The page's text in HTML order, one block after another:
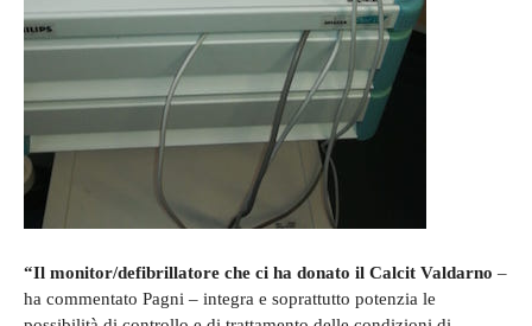
“Il monitor/defibrillatore che ci ha donato il Calcit Valdarno –
ha commentato Pagni – integra e soprattutto potenzia le